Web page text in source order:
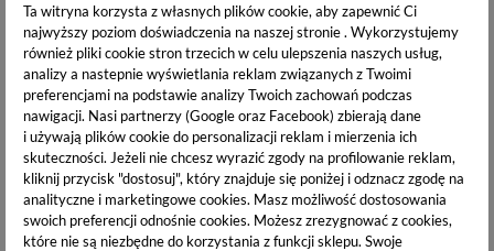
Ta witryna korzysta z własnych plików cookie, aby zapewnić Ci
najwyższy poziom doświadczenia na naszej stronie . Wykorzystujemy
również pliki cookie stron trzecich w celu ulepszenia naszych usług,
analizy a nastepnie wyświetlania reklam związanych z Twoimi
preferencjami na podstawie analizy Twoich zachowań podczas
nawigacji. Nasi partnerzy (Google oraz Facebook) zbierają dane
i używają plików cookie do personalizacji reklam i mierzenia ich
skuteczności. Jeżeli nie chcesz wyrazić zgody na profilowanie reklam,
kliknij przycisk "dostosuj", który znajduje się poniżej i odznacz zgodę na
analityczne i marketingowe cookies. Masz możliwość dostosowania
swoich preferencji odnośnie cookies. Możesz zrezygnować z cookies,
które nie są niezbędne do korzystania z funkcji sklepu. Swoje
Victoria Vynn Build Gel
UV/LED -
Samopoziomujący żel
budujący - 01 Totally Clear
- 15ml
41,00 zł
Victoria Vynn Build Gel
UV/LED -
Samopoziomujący żel
budujący - 01 Totally Clear
- 50ml
89,00 zł
OPIS PRODUKTU
DANE TECHNICZNE